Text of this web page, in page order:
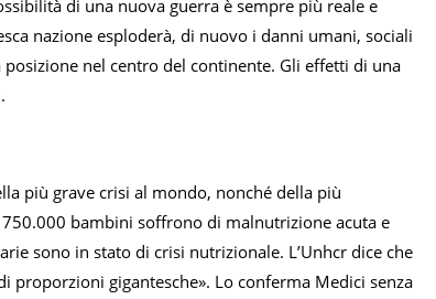
di una nuova guerra è sempre più reale e
nazione esploderà, di nuovo i danni umani, sociali
nel centro del continente. Gli effetti di una
più grave crisi al mondo, nonché della più
bambini soffrono di malnutrizione acuta e
sono in stato di crisi nutrizionale. L’Unhcr dice che
proporzioni gigantesche». Lo conferma Medici senza